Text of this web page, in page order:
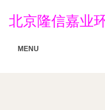
北京隆信嘉业
MENU